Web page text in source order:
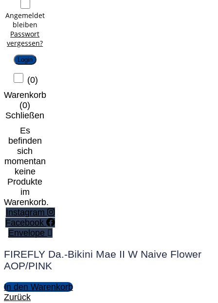
Angemeldet
bleiben
Passwort
vergessen?
Login
(0)
Warenkorb
(0)
Schließen
Es
befinden
sich
momentan
keine
Produkte
im
Warenkorb.
Instagram
Facebook
Envelope
FIREFLY Da.-Bikini Mae II W Naive Flower
AOP/PINK
In den Warenkorb
Zurück